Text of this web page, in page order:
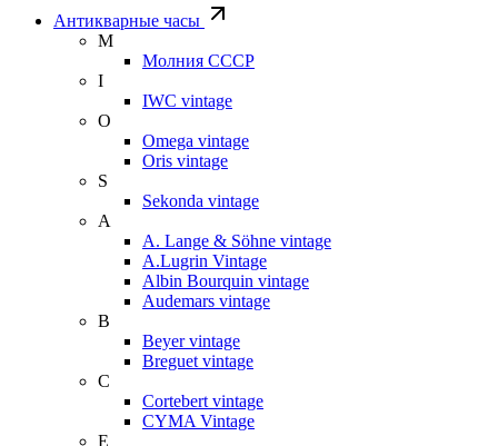
Антикварные часы
М
Молния СССР
I
IWC vintage
O
Omega vintage
Oris vintage
S
Sekonda vintage
A
A. Lange & Söhne vintage
A.Lugrin Vintage
Albin Bourquin vintage
Audemars vintage
B
Beyer vintage
Breguet vintage
C
Cortebert vintage
CYMA Vintage
E